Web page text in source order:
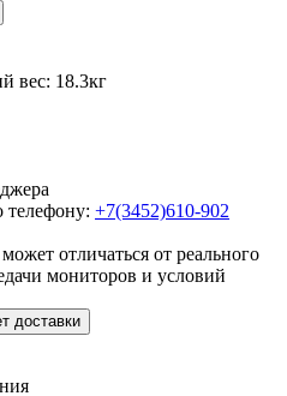
вес: 18.3кг
телефону: +7(3452)610-902
отличаться от реального
мониторов и условий